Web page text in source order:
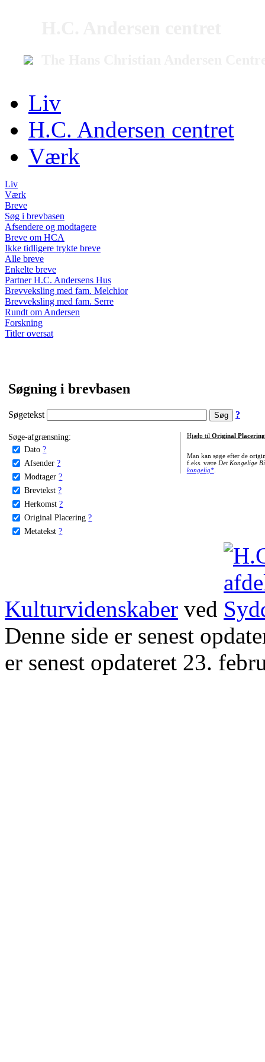
Liv
H.C. Andersen centret
Værk
Liv
Værk
Breve
Søg i brevbasen
Afsendere og modtagere
Breve om HCA
Ikke tidligere trykte breve
Alle breve
Enkelte breve
Partner H.C. Andersens Hus
Brevveksling med fam. Melchior
Brevveksling med fam. Serre
Rundt om Andersen
Forskning
Titler oversat
Søgning i brevbasen
Søgetekst ?
Søge-afgrænsning:
Dato ?
Afsender ?
Modtager ?
Brevtekst ?
Herkomst ?
Original Placering ?
Metatekst ?
Hjælp til Original Placering
Man kan søge efter de
f.eks. være Det Kongelige
kongelig*.
Kulturvidenskaber ved
Denne side er senest
er senest opdateret 23.